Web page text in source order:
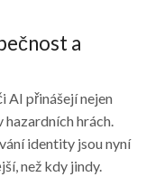
a
AI přinášejí nejen
hrách.
identity jsou nyní
než kdy jindy.